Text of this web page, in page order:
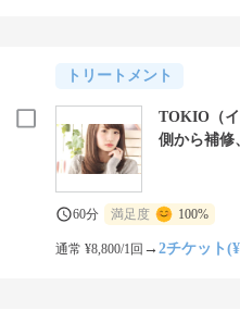
トリートメント
TOKIO（
側から補修
60分 満足度 100%
通常 ¥8,800/1回 →2チケット